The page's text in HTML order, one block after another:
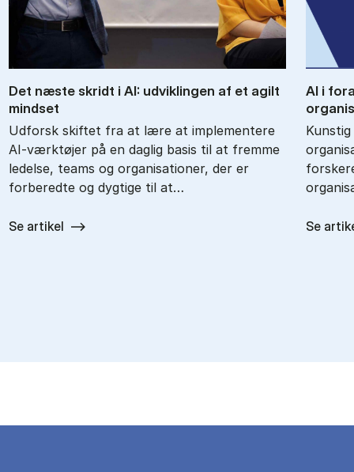
Det næ­ste skridt i AI: ud­vik­lin­gen af et agilt
mind­set
Udforsk skiftet fra at lære at implementere
AI-værktøjer på en daglig basis til at fremme
ledelse, teams og organisationer, der er
forberedte og dygtige til at…
Se artikel
AI i
Se